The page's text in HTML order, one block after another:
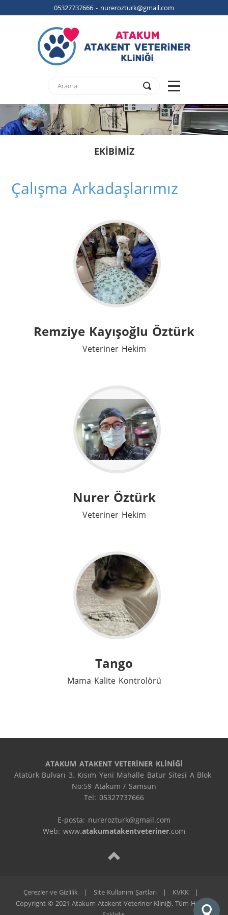
05327737666 - nurerozturk@gmail.com
EKİBİMİZ
Çalışma Arkadaşlarımız
Remziye Kayışoğlu Öztürk
Veteriner Hekim
Nurer Öztürk
Veteriner Hekim
Tango
Mama Kalite Kontrolörü
ATAKUM ATAKENT VETERİNER KLİNİĞİ
Atatürk Bulvarı 3. Kısım Yeni Mahalle Batur Sitesi A Blok
No:59 Atakum / Samsun
Tel: 05327737666
E-posta: nurerozturk@gmail.com
Web: www.atakumatakentveteriner.com
Çerezler ve Gizlilik | Site Kullanım Şartları | KVKK
|
Copyright © 2021 Atakum Atakent Veteriner Kliniği. Tüm Hakları